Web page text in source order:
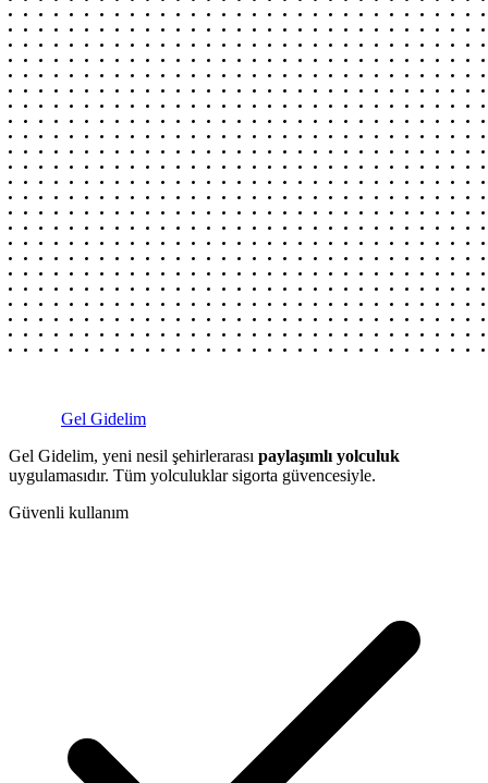
Gel Gidelim
Gel Gidelim, yeni nesil şehirlerarası paylaşımlı yolculuk
uygulamasıdır. Tüm yolculuklar sigorta güvencesiyle.
Güvenli kullanım